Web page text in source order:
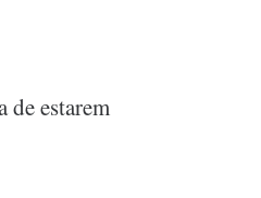
de estarem